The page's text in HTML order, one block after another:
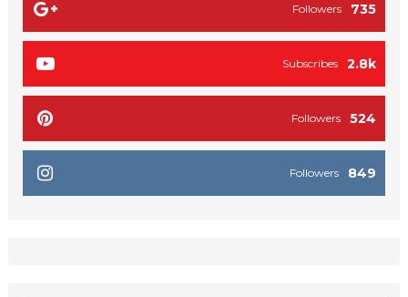
735
Followers
2.8k
Subscribes
524
Followers
849
Followers